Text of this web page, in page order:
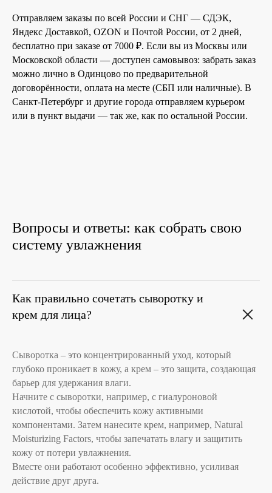
Отправляем заказы по всей России и СНГ — СДЭК,
Яндекс Доставкой, OZON и Почтой России, от 2 дней,
бесплатно при заказе от 7000 ₽. Если вы из Москвы или
Московской области — доступен самовывоз: забрать заказ
можно лично в Одинцово по предварительной
договорённости, оплата на месте (СБП или наличные). В
Санкт-Петербург и другие города отправляем курьером
или в пункт выдачи — так же, как по остальной России.
Вопросы и ответы: как собрать свою
систему увлажнения
Как правильно сочетать сыворотку и
крем для лица?
Сыворотка – это концентрированный уход, который
глубоко проникает в кожу, а крем – это защита, создающая
барьер для удержания влаги.
Начните с сыворотки, например, с гиалуроновой
кислотой, чтобы обеспечить кожу активными
компонентами. Затем нанесите крем, например, Natural
Moisturizing Factors, чтобы запечатать влагу и защитить
кожу от потери увлажнения.
Вместе они работают особенно эффективно, усиливая
действие друг друга.
Позвонить и написать нам
+7 (993) 349-59-98
info@ordinary-cosmetics.ru